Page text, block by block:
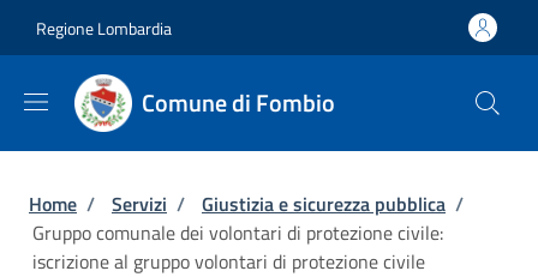
Regione Lombardia
Comune di Fombio
Briciole di pane
Home / Servizi / Giustizia e sicurezza pubblica /
Gruppo comunale dei volontari di protezione civile:
iscrizione al gruppo volontari di protezione civile